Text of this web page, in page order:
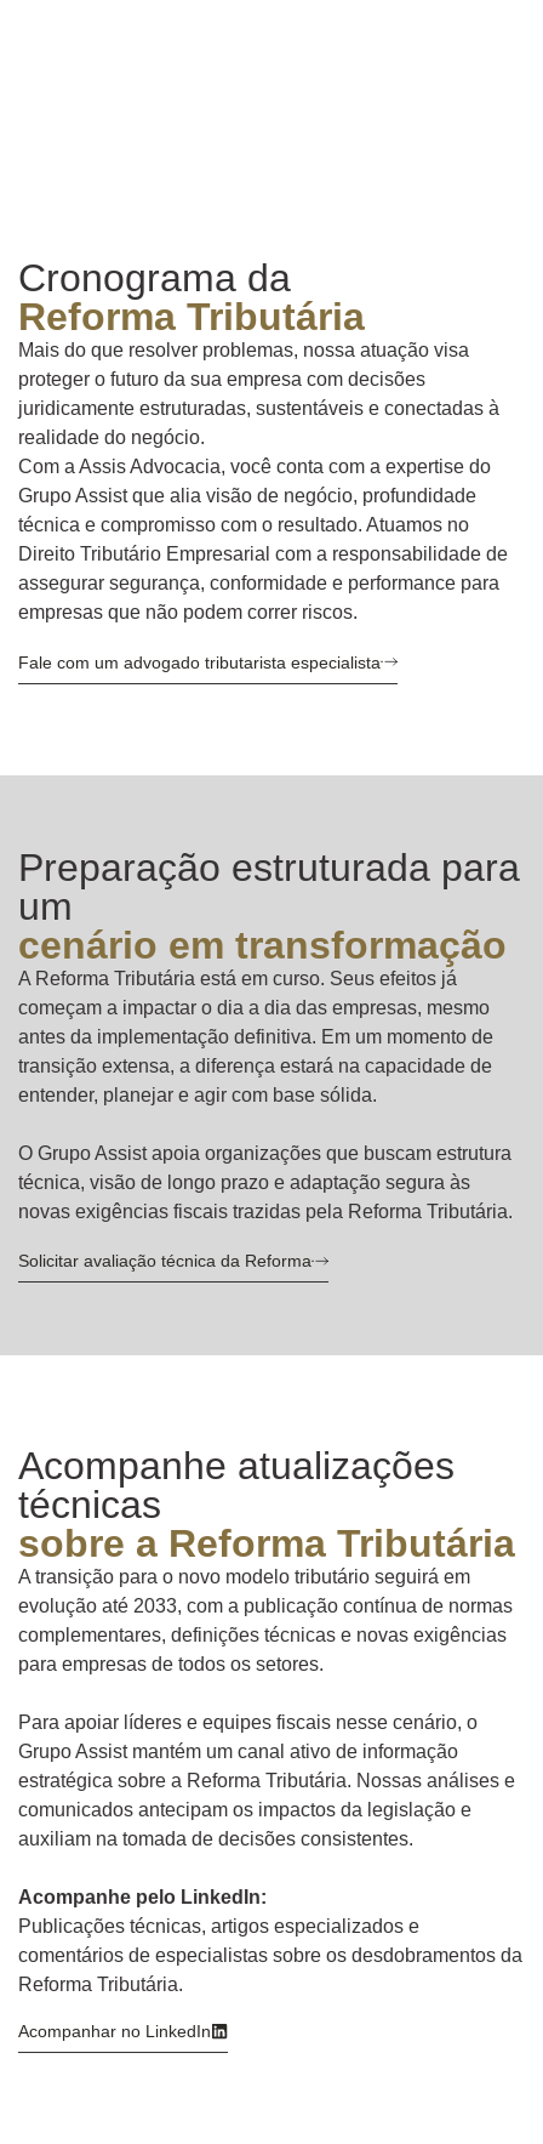
Cronograma da
Reforma Tributária
Mais do que resolver problemas, nossa atuação visa
proteger o futuro da sua empresa com decisões
juridicamente estruturadas, sustentáveis e conectadas à
realidade do negócio.
Com a Assis Advocacia, você conta com a expertise do
Grupo Assist que alia visão de negócio, profundidade
técnica e compromisso com o resultado. Atuamos no
Direito Tributário Empresarial com a responsabilidade de
assegurar segurança, conformidade e performance para
empresas que não podem correr riscos.
Fale com um advogado tributarista especialista
Preparação estruturada para
um
cenário em transformação
A Reforma Tributária está em curso. Seus efeitos já
começam a impactar o dia a dia das empresas, mesmo
antes da implementação definitiva. Em um momento de
transição extensa, a diferença estará na capacidade de
entender, planejar e agir com base sólida.
O Grupo Assist apoia organizações que buscam estrutura
técnica, visão de longo prazo e adaptação segura às
novas exigências fiscais trazidas pela Reforma Tributária.
Solicitar avaliação técnica da Reforma
Acompanhe atualizações
técnicas
sobre a Reforma Tributária
A transição para o novo modelo tributário seguirá em
evolução até 2033, com a publicação contínua de normas
complementares, definições técnicas e novas exigências
para empresas de todos os setores.
Para apoiar líderes e equipes fiscais nesse cenário, o
Grupo Assist mantém um canal ativo de informação
estratégica sobre a Reforma Tributária. Nossas análises e
comunicados antecipam os impactos da legislação e
auxiliam na tomada de decisões consistentes.
Acompanhe pelo LinkedIn:
Publicações técnicas, artigos especializados e
comentários de especialistas sobre os desdobramentos da
Reforma Tributária.
Acompanhar no LinkedIn